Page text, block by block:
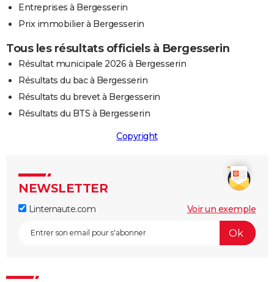
Entreprises à Bergesserin
Prix immobilier à Bergesserin
Tous les résultats officiels à Bergesserin
Résultat municipale 2026 à Bergesserin
Résultats du bac à Bergesserin
Résultats du brevet à Bergesserin
Résultats du BTS à Bergesserin
Copyright
NEWSLETTER
Linternaute.com Voir un exemple